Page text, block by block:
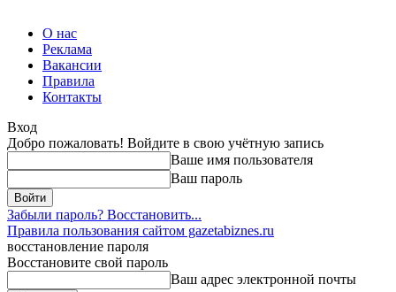
О нас
Реклама
Вакансии
Правила
Контакты
Вход
Добро пожаловать! Войдите в свою учётную запись
Ваше имя пользователя
Ваш пароль
Забыли пароль? Восстановить...
Правила пользования сайтом gazetabiznes.ru
восстановление пароля
Восстановите свой пароль
Ваш адрес электронной почты